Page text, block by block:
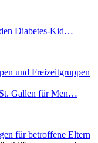
Diabetes-Kid…
und Freizeitgruppen
Gallen für Men…
für betroffene Eltern